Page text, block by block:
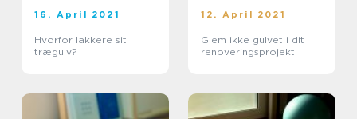
16. April 2021
Hvorfor lakkere sit
trægulv?
12. April 2021
Glem ikke gulvet i dit
renoveringsprojekt